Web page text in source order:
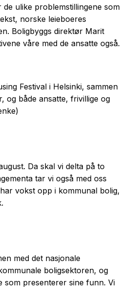
ulike problemstillingene som
norske leieboeres
Boligbyggs direktør Marit
våre med de ansatte også.
Festival i Helsinki, sammen
og både ansatte, frivillige og
Da skal vi delta på to
tar vi også med oss
vokst opp i kommunal bolig,
med det nasjonale
boligsektoren, og
som presenterer sine funn. Vi